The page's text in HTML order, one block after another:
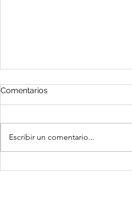
Comentarios
Escribir un comentario...